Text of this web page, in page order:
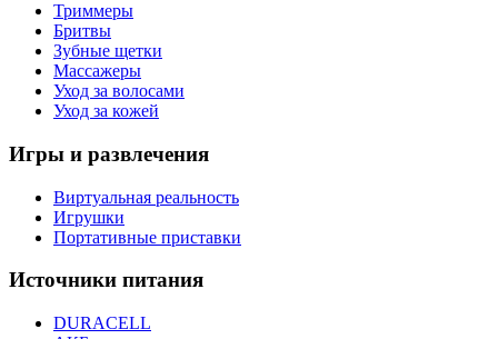
Триммеры
Бритвы
Зубные щетки
Массажеры
Уход за волосами
Уход за кожей
Игры и развлечения
Виртуальная реальность
Игрушки
Портативные приставки
Источники питания
DURACELL